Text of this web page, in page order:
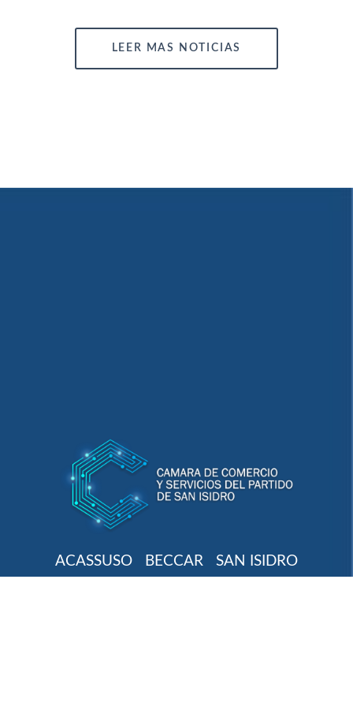
LEER MAS NOTICIAS
ACASSUSO BECCAR
SAN ISIDRO